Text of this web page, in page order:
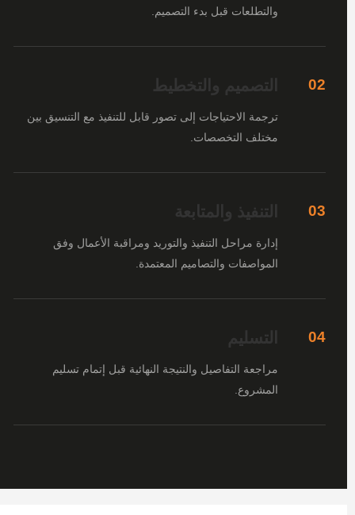
والتطلعات قبل بدء التصميم.
02 التصميم والتخطيط
ترجمة الاحتياجات إلى تصور قابل للتنفيذ مع التنسيق بين
مختلف التخصصات.
03 التنفيذ والمتابعة
إدارة مراحل التنفيذ والتوريد ومراقبة الأعمال وفق
المواصفات والتصاميم المعتمدة.
04 التسليم
مراجعة التفاصيل والنتيجة النهائية قبل إتمام تسليم
المشروع.